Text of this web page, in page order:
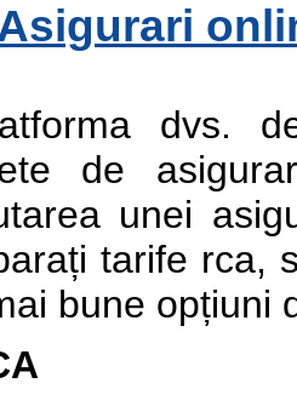
dvs.
de
unei
tarife rca,
bune opțiuni